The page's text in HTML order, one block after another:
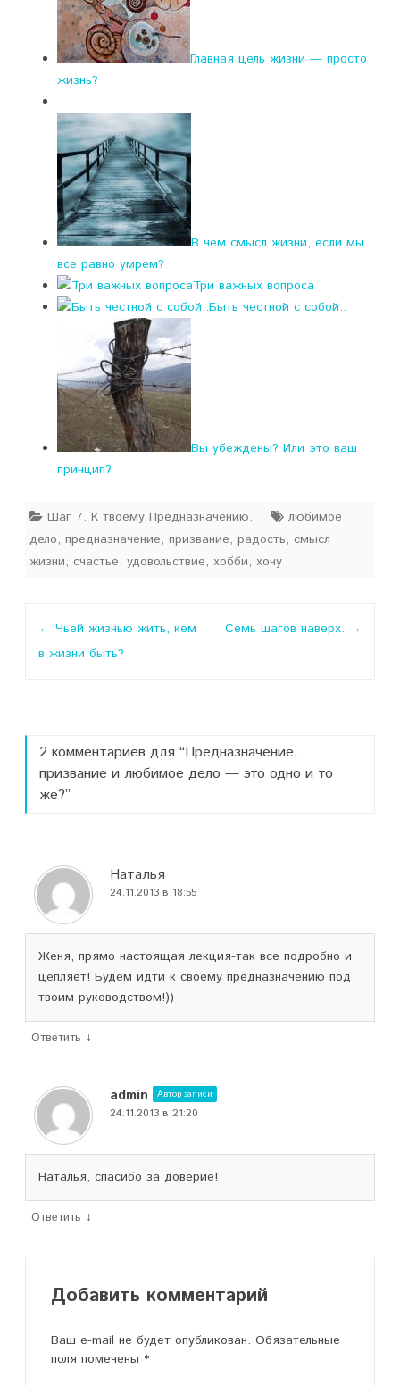
Главная цель жизни — просто
жизнь?
В чем смысл жизни, если мы
все равно умрем?
Три важных вопроса
Быть честной с собой..
Вы убеждены? Или это ваш
принцип?
Шаг 7. К твоему Предназначению.
любимое
дело, предназначение, призвание, радость, смысл
жизни, счастье, удовольствие, хобби, хочу
← Чьей жизнью жить, кем
в жизни быть?
Семь шагов наверх. →
2 комментариев для “Предназначение,
призвание и любимое дело — это одно и то
же?”
Наталья
24.11.2013 в 18:55
Женя, прямо настоящая лекция-так все подробно и
цепляет! Будем идти к своему предназначению под
твоим руководством!))
Ответить ↓
admin Автор записи
24.11.2013 в 21:20
Наталья, спасибо за доверие!
Ответить ↓
Добавить комментарий
Ваш e-mail не будет опубликован. Обязательные
поля помечены *